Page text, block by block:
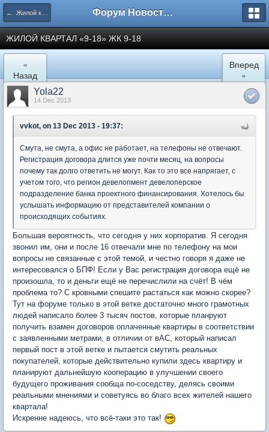
← Жилой квартал "9-18" в Мытищах Форум Новостройки
ЖИЛОЙ КВАРТАЛ «9-18» ЖК 9-18
«
Назад
Вперед
»
Yola22
14 Dec 2013
vvkot, on 13 Dec 2013 - 19:37:
Смута, не смута, а офис не работает, на телефоны не отвечают.
Регистрация договора длится уже почти месяц, на вопросы
почему так долго ответить не могут. Как то это все напрягает, с
учетом того, что регион девелопмент девелоперское
подразделение банка проектного финансирования. Хотелось бы
услышать информацию от представителей компании о
происходящих событиях.
Большая вероятность, что сегодня у них корпоратив. Я сегодня
звонил им, они и после 16 отвечали мне по телефону на мои
вопросы не связанные с этой темой, и честно говоря я даже не
интересовался о БПФ! Если у Вас регистрация договора ещё не
произошла, то и деньги ещё не перечислили на счёт! В чём
проблема то? С кровными спешите растаться как можно скорее?
Тут на форуме только в этой ветке достаточно много грамотных
людей написало более 3 тысяч постов, которые планруют
получить взамен договоров оплаченные квартиры в соответствии
с заявленными метрами, в отличии от вАС, который написал
первый пост в этой ветке и пытается смутить реальных
покупателей, которые действительно купили здесь квартиру и
планируют дальнейшую кооперацию в улучшении своего
будущего проживания сообща по-соседству, делясь своими
реальными мнениями и советуясь во благо всех жителей нашего
квартала!
Искренне надеюсь, что всё-таки это так!